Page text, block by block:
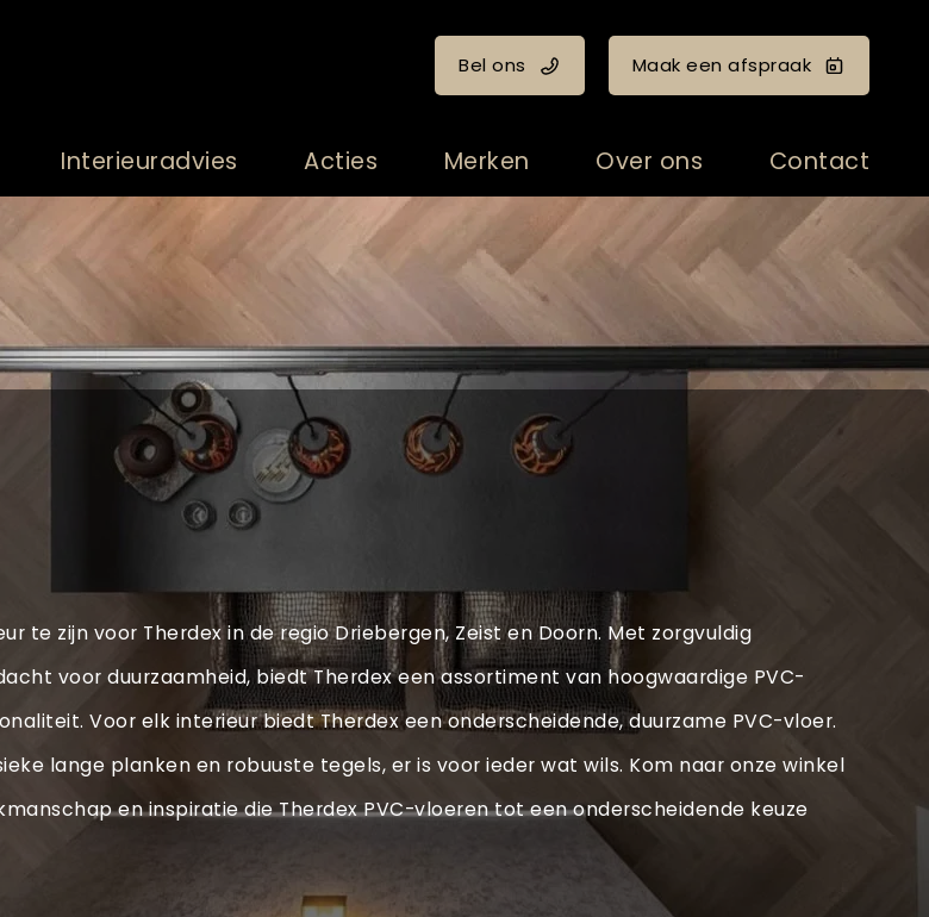
Bel ons Maak een afspraak
Interieuradvies Acties Merken Over ons Contact
te zijn voor Therdex in de regio Driebergen, Zeist en Doorn. Met zorgvuldig
voor duurzaamheid, biedt Therdex een assortiment van hoogwaardige PVC-
Voor elk interieur biedt Therdex een onderscheidende, duurzame PVC-vloer.
lange planken en robuuste tegels, er is voor ieder wat wils. Kom naar onze winkel
en inspiratie die Therdex PVC-vloeren tot een onderscheidende keuze